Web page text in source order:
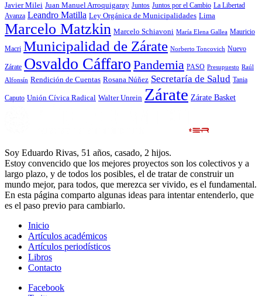
Javier Milei Juan Manuel Arroquigaray Juntos Juntos por el Cambio La Libertad
Avanza Leandro Matilla Ley Orgánica de Municipalidades Lima
Marcelo Matzkin Marcelo Schiavoni María Elena Gallea Mauricio
Macri Municipalidad de Zárate Norberto Toncovich Nuevo
Zárate Osvaldo Cáffaro Pandemia PASO Presupuesto Raúl
Alfonsín Rendición de Cuentas Rosana Núñez Secretaría de Salud Tania
Caputo Unión Cívica Radical Walter Unrein Zárate Zárate Basket
Soy Eduardo Rivas, 51 años, casado, 2 hijos.
Estoy convencido que los mejores proyectos son los colectivos y a
largo plazo, y de todos los posibles, el de tratar de construir un
mundo mejor, para todos, que merezca ser vivido, es el fundamental.
En esta página comparto algunas ideas para intentar entenderlo, que
es el paso previo para cambiarlo.
Inicio
Artículos académicos
Artículos periodísticos
Libros
Contacto
Facebook